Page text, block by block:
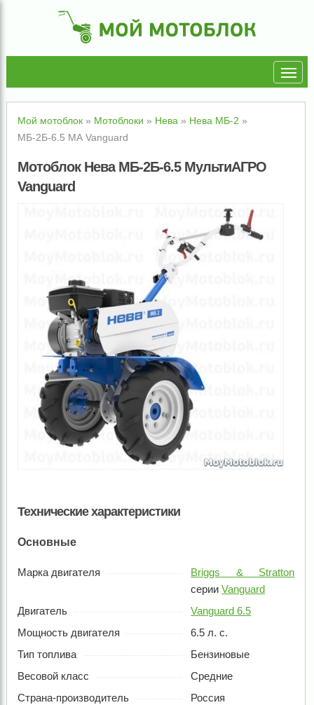
Мой мотоблок» Мотоблоки » Нева» Нева МБ-2 »
МБ-2Б-6.5 МА Vanguard
Мотоблок Нева МБ-2Б-6.5 МультиАГРО
Vanguard
Технические характеристики
Основные
Марка двигателя
Briggs & Stratton
серииVanguard
Двигатель
Vanguard 6.5
Мощность двигателя
6.5 л. с.
Тип топлива
Бензиновые
Весовой класс
Средние
Страна-производитель
Россия